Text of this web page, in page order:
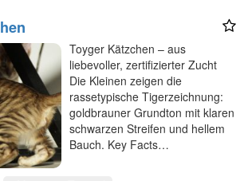
Toyger Kätzchen – aus
liebevoller, zertifizierter Zucht
Die Kleinen zeigen die
rassetypische Tigerzeichnung:
goldbrauner Grundton mit klaren
schwarzen Streifen und hellem
Bauch. Key Facts…